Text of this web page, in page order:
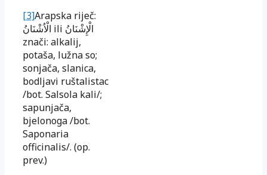
[3]Arapska riječ:
الْاُشْنَانُ ili الْإِشْنَانُ
znači: alkalij,
potaša, lužna so;
sonjača, slanica,
bodljavi ruštalistac
/bot. Salsola kali/;
sapunjača,
bjelonoga /bot.
Saponaria
officinalis/. (op.
prev.)